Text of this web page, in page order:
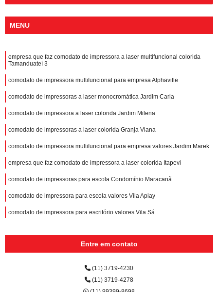
MENU
empresa que faz comodato de impressora a laser multifuncional colorida
Tamanduateí 3
comodato de impressora multifuncional para empresa Alphaville
comodato de impressoras a laser monocromática Jardim Carla
comodato de impressora a laser colorida Jardim Milena
comodato de impressoras a laser colorida Granja Viana
comodato de impressora multifuncional para empresa valores Jardim Marek
empresa que faz comodato de impressora a laser colorida Itapevi
comodato de impressoras para escola Condomínio Maracanã
comodato de impressora para escola valores Vila Apiay
comodato de impressora para escritório valores Vila Sá
Entre em contato
(11) 3719-4230
(11) 3719-4278